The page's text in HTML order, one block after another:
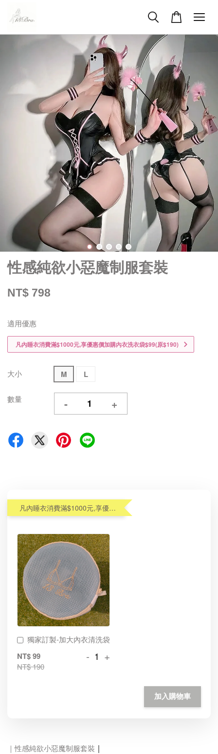
性感純欲小惡魔制服套裝
NT$ 798
適用優惠
凡內睡衣消費滿$1000元,享優惠價加購內衣洗衣袋$99(原$190)
大小 M L
數量 - +
凡內睡衣消費滿$1000元,享優惠價加購內衣洗衣袋$99(原$190)
獨家訂製-加大內衣清洗袋
NT$ 99
NT$ 190
- +
加入購物車
｜性感純欲小惡魔制服套裝 ｜